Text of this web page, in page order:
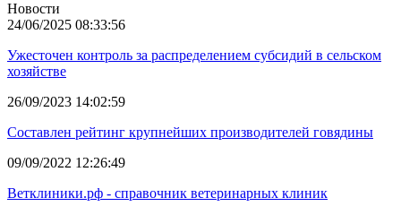
Новости
24/06/2025 08:33:56
Ужесточен контроль за распределением субсидий в сельском
хозяйстве
26/09/2023 14:02:59
Составлен рейтинг крупнейших производителей говядины
09/09/2022 12:26:49
Ветклиники.рф - справочник ветеринарных клиник